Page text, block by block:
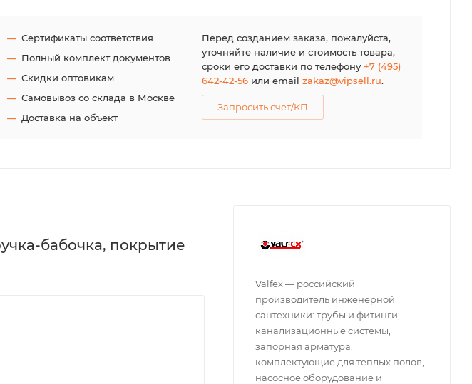
Сертификаты соответствия
Полный комплект документов
Скидки оптовикам
Самовывоз со склада в Москве
Доставка на объект
Перед созданием заказа, пожалуйста,
уточняйте наличие и стоимость товара,
сроки его доставки по телефону+7 (495)
642-42-56или email zakaz@vipsell.ru.
Запросить счет/КП
бабочка, покрытие
Valfex — российский
производитель инженерной
сантехники: трубы и фитинги,
канализационные системы,
запорная арматура,
комплектующие для теплых полов,
насосное оборудование и